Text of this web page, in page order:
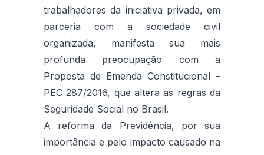
trabalhadores da iniciativa privada, em
parceria com a sociedade civil
organizada, manifesta sua mais
profunda preocupação com a
Proposta de Emenda Constitucional –
PEC 287/2016, que altera as regras da
Seguridade Social no Brasil.
A reforma da Previdência, por sua
importância e pelo impacto causado na